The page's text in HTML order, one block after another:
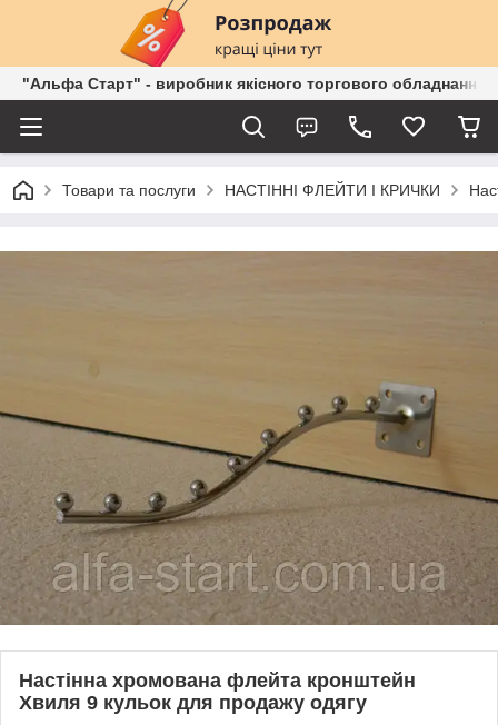
"Альфа Старт" - виробник якісного торгового обладнання
Товари та послуги НАСТІННІ ФЛЕЙТИ І КРИЧКИ
Настінна хромована флейта кронштейн
Хвиля 9 кульок для продажу одягу